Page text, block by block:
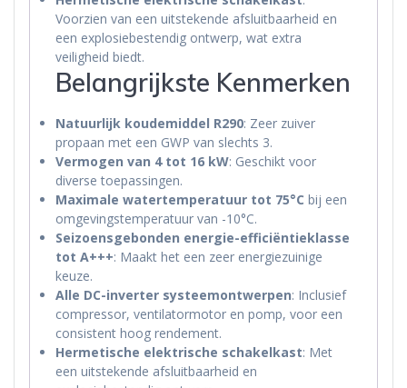
Voorzien van een uitstekende afsluitbaarheid en
een explosiebestendig ontwerp, wat extra
veiligheid biedt.
Belangrijkste Kenmerken
Natuurlijk koudemiddel R290: Zeer zuiver
propaan met een GWP van slechts 3.
Vermogen van 4 tot 16 kW: Geschikt voor
diverse toepassingen.
Maximale watertemperatuur tot 75°C bij een
omgevingstemperatuur van -10°C.
Seizoensgebonden energie-efficiëntieklasse
tot A+++: Maakt het een zeer energiezuinige
keuze.
Alle DC-inverter systeemontwerpen: Inclusief
compressor, ventilatormotor en pomp, voor een
consistent hoog rendement.
Hermetische elektrische schakelkast: Met
een uitstekende afsluitbaarheid en